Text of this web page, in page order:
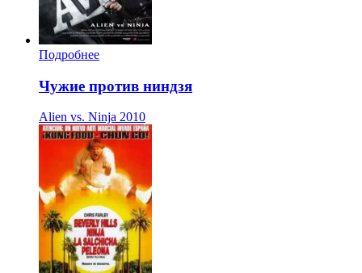
Подробнее
Чужие против ниндзя
Alien vs. Ninja 2010